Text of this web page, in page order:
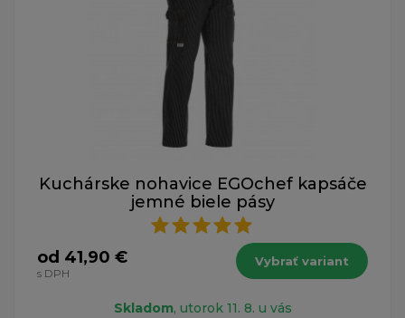
Kuchárske nohavice EGOchef kapsáče
jemné biele pásy
od 41,90 €
s DPH
Vybrať variant
Skladom, utorok 11. 8. u vás